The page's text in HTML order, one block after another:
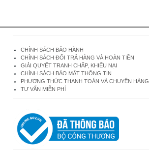
CHÍNH SÁCH BẢO HÀNH
CHÍNH SÁCH ĐỔI TRẢ HÀNG VÀ HOÀN TIỀN
GIẢI QUYẾT TRANH CHẤP, KHIẾU NẠI
CHÍNH SÁCH BẢO MẬT THÔNG TIN
PHƯƠNG THỨC THANH TOÁN VÀ CHUYỂN HÀNG
TƯ VẤN MIỄN PHÍ